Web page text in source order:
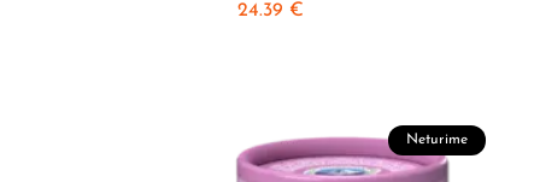
24.39 €
Neturime